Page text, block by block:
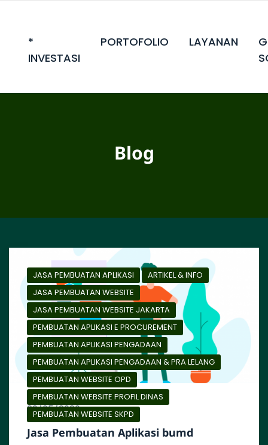
*
INVESTASI
PORTOFOLIO LAYANAN
Blog
JASA PEMBUATAN APLIKASI
ARTIKEL & INFO
JASA PEMBUATAN WEBSITE
JASA PEMBUATAN WEBSITE JAKARTA
PEMBUATAN APLIKASI E PROCUREMENT
PEMBUATAN APLIKASI PENGADAAN
PEMBUATAN APLIKASI PENGADAAN & PRA LELANG
PEMBUATAN WEBSITE OPD
PEMBUATAN WEBSITE PROFIL DINAS
PEMBUATAN WEBSITE SKPD
29/05/2020
Jasa Pembuatan Aplikasi bumd